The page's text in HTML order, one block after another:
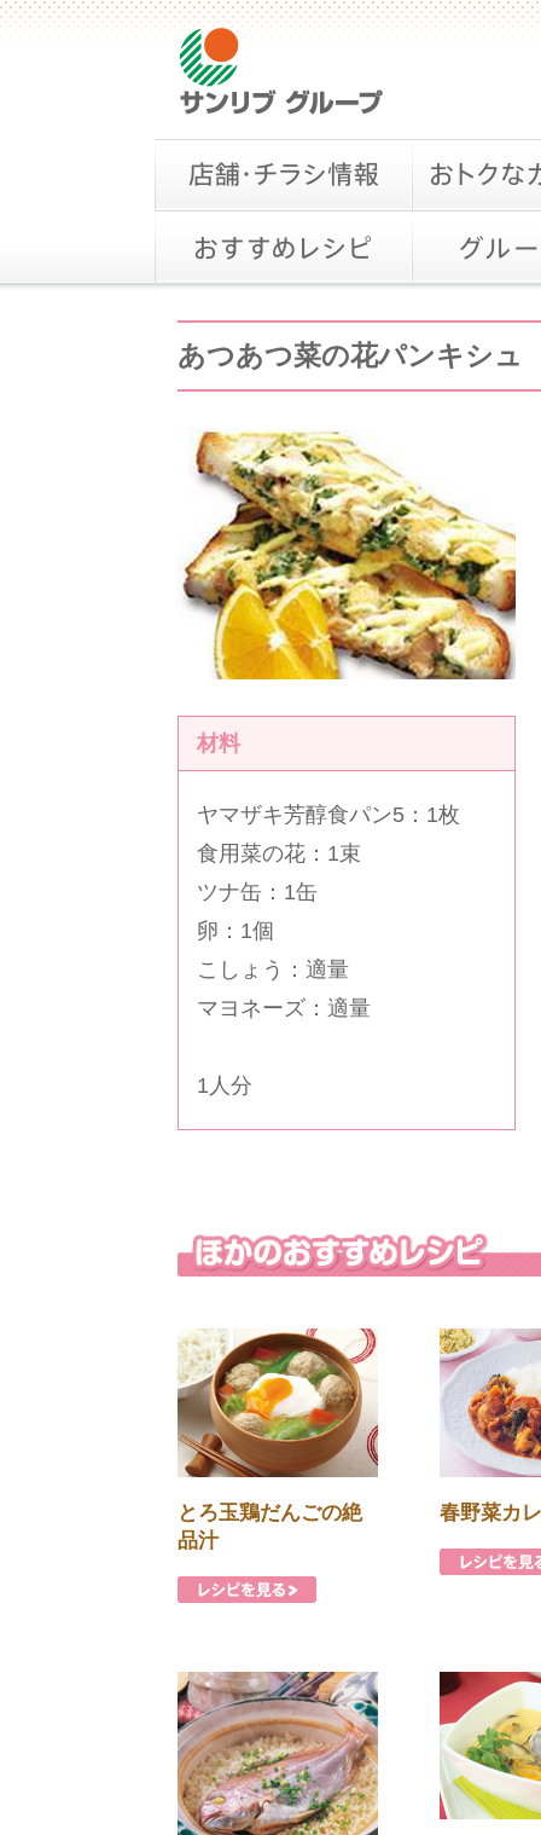
あつあつ菜の花パンキシュ
材料
ヤマザキ芳醇食パン5：1枚
食用菜の花：1束
ツナ缶：1缶
卵：1個
こしょう：適量
マヨネーズ：適量
1人分
とろ玉鶏だんごの絶
品汁
春野菜カ